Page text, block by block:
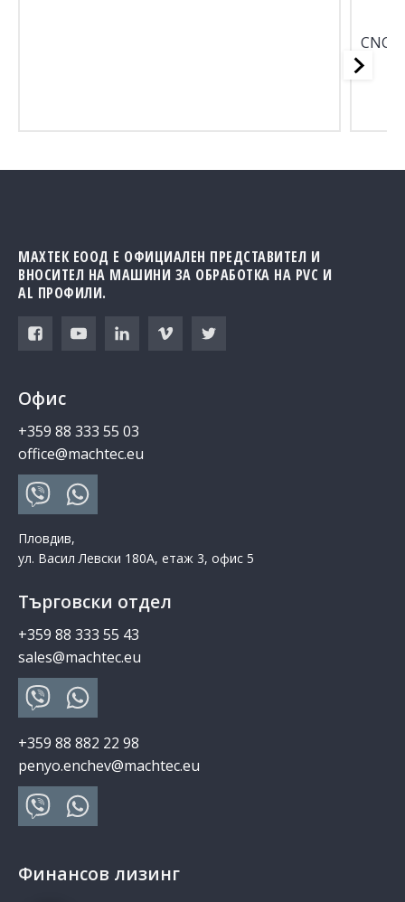
CNC
МАХТЕК ЕООД Е ОФИЦИАЛЕН ПРЕДСТАВИТЕЛ И
ВНОСИТЕЛ НА МАШИНИ ЗА ОБРАБОТКА НА PVC И
AL ПРОФИЛИ.
Офис
+359 88 333 55 03
office@machtec.eu
Пловдив,
ул. Васил Левски 180А, етаж 3, офис 5
Търговски отдел
+359 88 333 55 43
sales@machtec.eu
+359 88 882 22 98
penyo.enchev@machtec.eu
Финансов лизинг